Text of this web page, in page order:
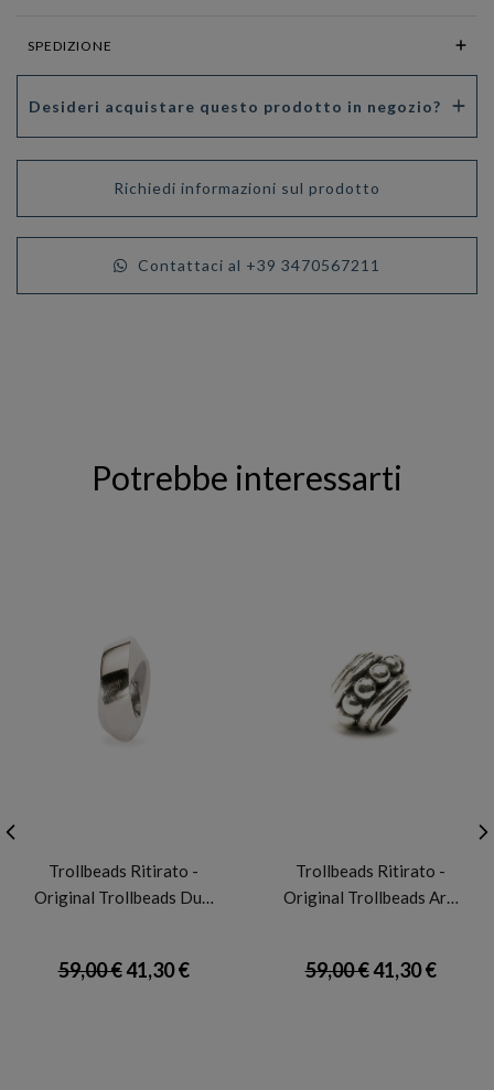
SPEDIZIONE
Desideri acquistare questo prodotto in negozio?
Richiedi informazioni sul prodotto
Contattaci al +39 3470567211
Potrebbe interessarti
Trollbeads Ritirato -
Original Trollbeads Du…
59,00 €41,30 €
Trollbeads Ritirato -
Original Trollbeads Ar…
59,00 €41,30 €